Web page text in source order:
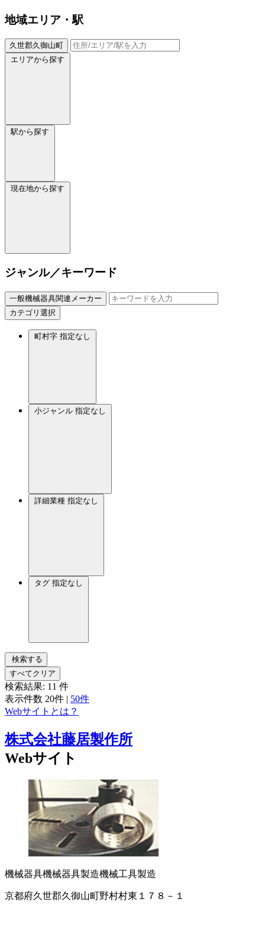
地域エリア・駅
久世郡久御山町
エリアから探す
駅から探す
現在地から探す
ジャンル／キーワード
一般機械器具関連メーカー
カテゴリ選択
町村字 指定なし
小ジャンル 指定なし
詳細業種 指定なし
タグ 指定なし
検索する
すべてクリア
検索結果: 11 件
表示件数 20件 | 50件
Webサイトとは？
株式会社藤居製作所
Webサイト
機械器具機械器具製造機械工具製造
京都府久世郡久御山町野村村東１７８－１